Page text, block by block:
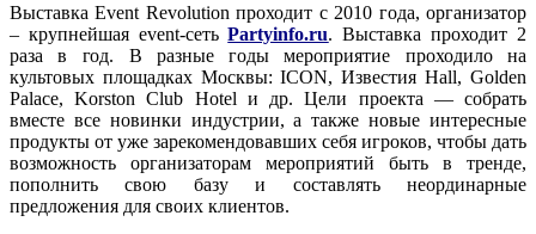
Выставка Event Revolution проходит с 2010 года, организатор
– крупнейшая event-сетьPartyinfo.ru. Выставка проходит 2
раза в год. В разные годы мероприятие проходило на
культовых площадках Москвы: ICON, Известия Hall, Golden
Palace, Korston Club Hotel и др. Цели проекта — собрать
вместе все новинки индустрии, а также новые интересные
продукты от уже зарекомендовавших себя игроков, чтобы дать
возможность организаторам мероприятий быть в тренде,
пополнить свою базу и составлять неординарные
предложения для своих клиентов.